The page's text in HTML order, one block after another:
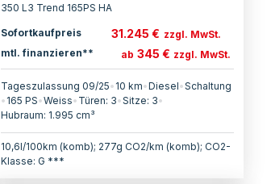
350 L3 Trend 165PS HA
Sofortkaufpreis 31.245 € zzgl. MwSt.
mtl. finanzieren**
ab 345 € zzgl. MwSt.
Tageszulassung 09/25• 10 km•Diesel•Schaltung
• 165 PS•Weiss• Türen: 3•Sitze: 3•
Hubraum: 1.995 cm³
10,6l/100km (komb); 277g CO2/km (komb); CO2-
Klasse: G ***